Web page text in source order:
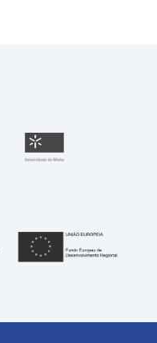
Fundação para a
República Portuguesa